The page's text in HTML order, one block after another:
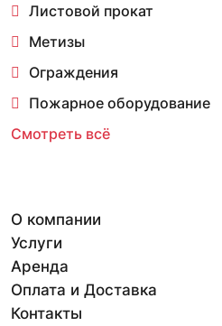
Листовой прокат
Метизы
Ограждения
Пожарное оборудование
Смотреть всё
О компании
Услуги
Аренда
Оплата и Доставка
Контакты